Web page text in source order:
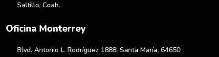
Saltillo, Coah.
Oficina Monterrey
Blvd. Antonio L. Rodríguez 1888, Santa María, 64650